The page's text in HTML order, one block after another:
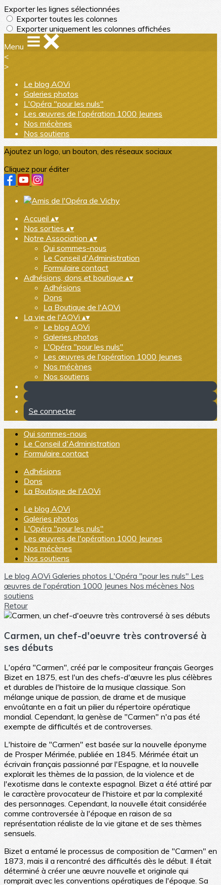
Exporter les lignes sélectionnées
Exporter toutes les colonnes
Exporter uniquement les colonnes affichées
Menu
<
>
Le blog AOVi
Galeries photos
L'Opéra "pour les nuls"
Les œuvres de l'opération 1000 Jeunes
Nos mécènes
Nos soutiens
Ajoutez un logo, un bouton, des réseaux sociaux
Cliquez pour éditer
Accueil ▴▾
Nos sorties ▴▾
Notre Association ▴▾
Qui sommes-nous
Le Conseil d'Administration
Formulaire contact
Adhésions, dons et boutique ▴▾
Adhésions
Dons
La Boutique de l'AOVi
La vie de l'AOVi ▴▾
Le blog AOVi
Galeries photos
L'Opéra "pour les nuls"
Les œuvres de l'opération 1000 Jeunes
Nos mécènes
Nos soutiens
Se connecter
Qui sommes-nous
Le Conseil d'Administration
Formulaire contact
Adhésions
Dons
La Boutique de l'AOVi
Le blog AOVi
Galeries photos
L'Opéra "pour les nuls"
Les œuvres de l'opération 1000 Jeunes
Nos mécènes
Nos soutiens
Le blog AOVi Galeries photos L'Opéra "pour les nuls" Les
œuvres de l'opération 1000 Jeunes Nos mécènes Nos
soutiens
Retour
Carmen, un chef-d'oeuvre très controversé à
ses débuts
L'opéra "Carmen", créé par le compositeur français Georges
Bizet en 1875, est l'un des chefs-d'œuvre les plus célèbres
et durables de l'histoire de la musique classique. Son
mélange unique de passion, de drame et de musique
envoûtante en a fait un pilier du répertoire opératique
mondial. Cependant, la genèse de "Carmen" n'a pas été
exempte de difficultés et de controverses.
L'histoire de "Carmen" est basée sur la nouvelle éponyme
de Prosper Mérimée, publiée en 1845. Mérimée était un
écrivain français passionné par l'Espagne, et la nouvelle
explorait les thèmes de la passion, de la violence et de
l'exotisme dans le contexte espagnol. Bizet a été attiré par
le caractère provocateur de l'histoire et par la complexité
des personnages. Cependant, la nouvelle était considérée
comme controversée à l'époque en raison de sa
représentation réaliste de la vie gitane et de ses thèmes
sensuels.
Bizet a entamé le processus de composition de "Carmen" en
1873, mais il a rencontré des difficultés dès le début. Il était
déterminé à créer une œuvre nouvelle et originale qui
romprait avec les conventions opératiques de l'époque. Sa